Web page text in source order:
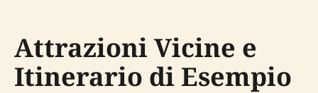
Attrazioni Vicine e
Itinerario di Esempio